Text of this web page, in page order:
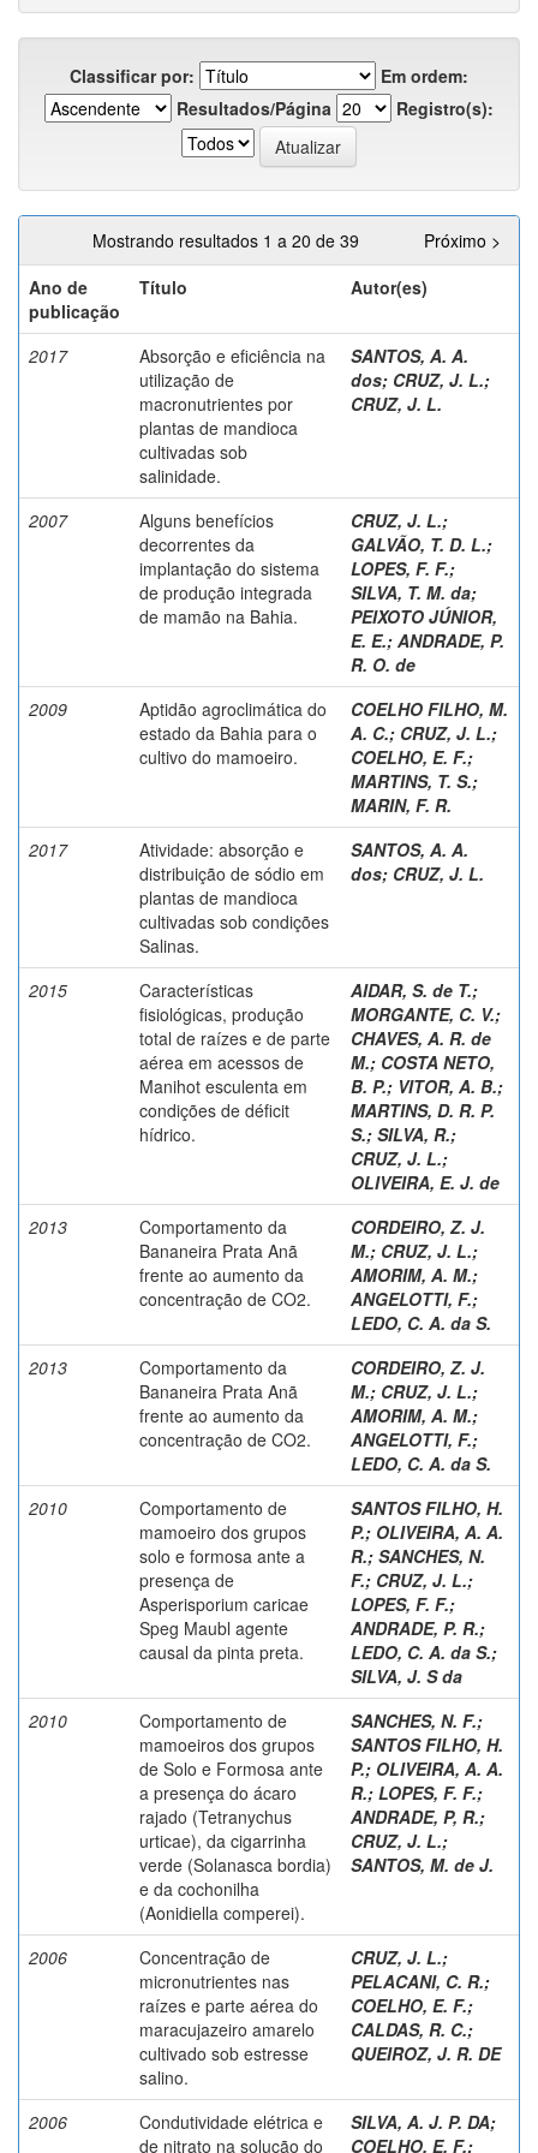
Classificar por:
Em ordem:
Resultados/Página
Registro(s):
Mostrando resultados 1 a 20 de 39
Próximo >
Ano de
publicação
Título Autor(es)
2017
Absorção e eficiência na
utilização de
macronutrientes por
plantas de mandioca
cultivadas sob
salinidade.
SANTOS, A. A.
dos; CRUZ, J. L.;
CRUZ, J. L.
2007
Alguns benefícios
decorrentes da
implantação do sistema
de produção integrada
de mamão na Bahia.
CRUZ, J. L.;
GALVÃO, T. D. L.;
LOPES, F. F.;
SILVA, T. M. da;
PEIXOTO JÚNIOR,
E. E.; ANDRADE, P.
R. O. de
2009
Aptidão agroclimática do
estado da Bahia para o
cultivo do mamoeiro.
COELHO FILHO, M.
A. C.; CRUZ, J. L.;
COELHO, E. F.;
MARTINS, T. S.;
MARIN, F. R.
2017
Atividade: absorção e
distribuição de sódio em
plantas de mandioca
cultivadas sob condições
Salinas.
SANTOS, A. A.
dos; CRUZ, J. L.
2015
Características
fisiológicas, produção
total de raízes e de parte
aérea em acessos de
Manihot esculenta em
condições de déficit
hídrico.
AIDAR, S. de T.;
MORGANTE, C. V.;
CHAVES, A. R. de
M.; COSTA NETO,
B. P.; VITOR, A. B.;
MARTINS, D. R. P.
S.; SILVA, R.;
CRUZ, J. L.;
OLIVEIRA, E. J. de
2013
Comportamento da
Bananeira Prata Anã
frente ao aumento da
concentração de CO2.
CORDEIRO, Z. J.
M.; CRUZ, J. L.;
AMORIM, A. M.;
ANGELOTTI, F.;
LEDO, C. A. da S.
2013
Comportamento da
Bananeira Prata Anã
frente ao aumento da
concentração de CO2.
CORDEIRO, Z. J.
M.; CRUZ, J. L.;
AMORIM, A. M.;
ANGELOTTI, F.;
LEDO, C. A. da S.
2010
Comportamento de
mamoeiro dos grupos
solo e formosa ante a
presença de
Asperisporium caricae
Speg Maubl agente
causal da pinta preta.
SANTOS FILHO, H.
P.; OLIVEIRA, A. A.
R.; SANCHES, N.
F.; CRUZ, J. L.;
LOPES, F. F.;
ANDRADE, P. R.;
LEDO, C. A. da S.;
SILVA, J. S da
2010
Comportamento de
mamoeiros dos grupos
de Solo e Formosa ante
a presença do ácaro
rajado (Tetranychus
urticae), da cigarrinha
verde (Solanasca bordia)
e da cochonilha
(Aonidiella comperei).
SANCHES, N. F.;
SANTOS FILHO, H.
P.; OLIVEIRA, A. A.
R.; LOPES, F. F.;
ANDRADE, P, R.;
CRUZ, J. L.;
SANTOS, M. de J.
2006
Concentração de
micronutrientes nas
raízes e parte aérea do
maracujazeiro amarelo
cultivado sob estresse
salino.
CRUZ, J. L.;
PELACANI, C. R.;
COELHO, E. F.;
CALDAS, R. C.;
QUEIROZ, J. R. DE
2006
Condutividade elétrica e
de nitrato na solução do
SILVA, A. J. P. DA;
COELHO, E. F.;